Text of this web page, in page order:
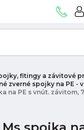
fitingy a závitové
zverné spojky na PE -
na PE s vnút. závitom,